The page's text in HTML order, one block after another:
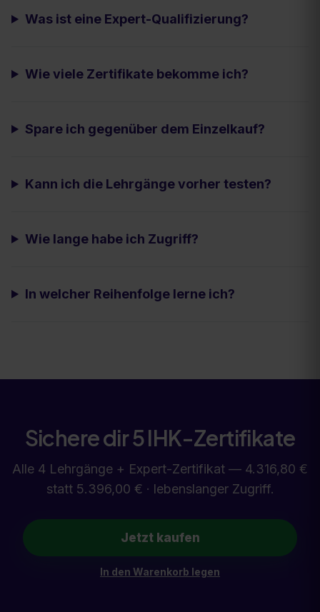
Was ist eine Expert-Qualifizierung?
Wie viele Zertifikate bekomme ich?
Spare ich gegenüber dem Einzelkauf?
Kann ich die Lehrgänge vorher testen?
Wie lange habe ich Zugriff?
In welcher Reihenfolge lerne ich?
Sichere dir5IHK-Zertifikate
Alle 4 Lehrgänge + Expert-Zertifikat — 4.316,80 €
statt 5.396,00 € · lebenslanger Zugriff.
Jetzt kaufen
In den Warenkorb legen